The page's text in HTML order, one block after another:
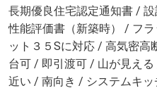
長期優良住宅認定通知書 /
性能評価書（新築時） / フ
ット３５Sに対応 / 高気密高
台可 / 即引渡可 / 山が見え
近い / 南向き / システムキ